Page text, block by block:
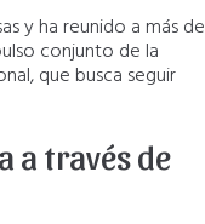
y ha reunido a más de
conjunto de la
que busca seguir
a través de